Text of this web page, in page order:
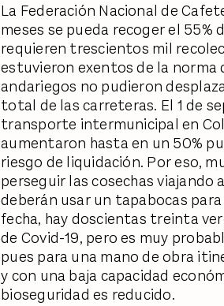
La Federación Nacional de
meses se pueda recoger el 55%
requieren trescientos mil
estuvieron exentos de la
andariegos no pudieron
total de las carreteras. El 1 de
transporte intermunicipal en
aumentaron hasta en un 50%
riesgo de liquidación. Por eso,
perseguir las cosechas viajando
deberán usar un tapabocas
fecha, hay doscientas treinta
de Covid-19, pero es muy
pues para una mano de obra
y con una baja capacidad
bioseguridad es reducido.